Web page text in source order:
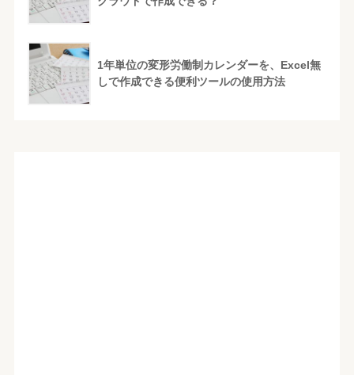
1年単位の変形労働制カレンダーを、Excel無
しで作成できる便利ツールの使用方法